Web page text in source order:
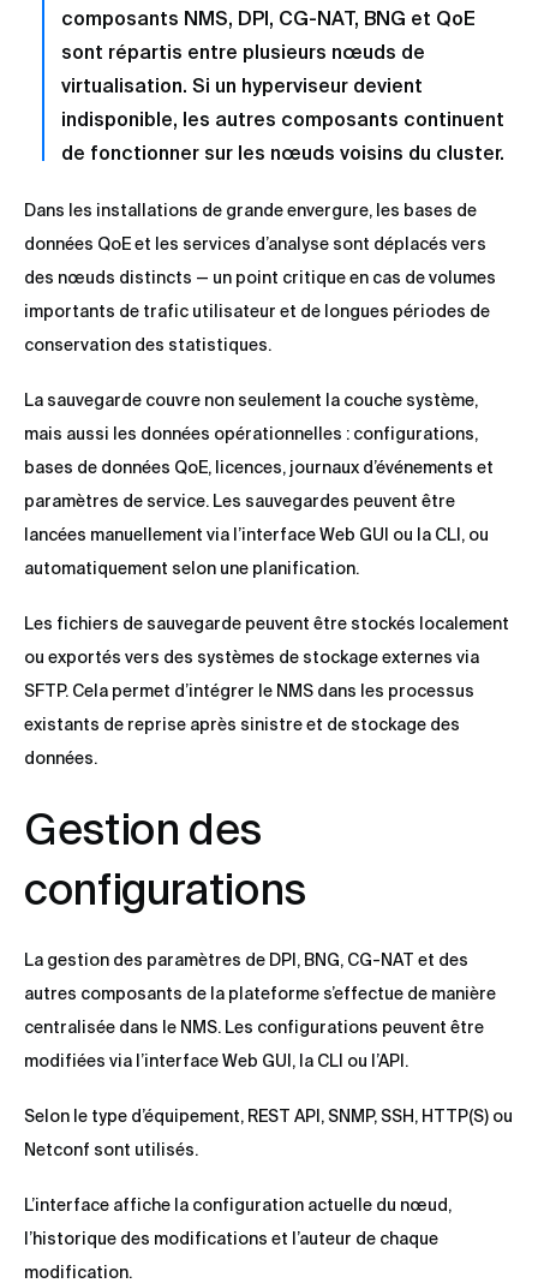
composants NMS, DPI, CG-NAT, BNG et QoE
sont répartis entre plusieurs nœuds de
virtualisation. Si un hyperviseur devient
indisponible, les autres composants continuent
de fonctionner sur les nœuds voisins du cluster.
Dans les installations de grande envergure, les bases de
données QoE et les services d’analyse sont déplacés vers
des nœuds distincts — un point critique en cas de volumes
importants de trafic utilisateur et de longues périodes de
conservation des statistiques.
La sauvegarde couvre non seulement la couche système,
mais aussi les données opérationnelles : configurations,
bases de données QoE, licences, journaux d’événements et
paramètres de service. Les sauvegardes peuvent être
lancées manuellement via l’interface Web GUI ou la CLI, ou
automatiquement selon une planification.
Les fichiers de sauvegarde peuvent être stockés localement
ou exportés vers des systèmes de stockage externes via
SFTP. Cela permet d’intégrer le NMS dans les processus
existants de reprise après sinistre et de stockage des
données.
Gestion des
configurations
La gestion des paramètres de DPI, BNG, CG-NAT et des
autres composants de la plateforme s’effectue de manière
centralisée dans le NMS. Les configurations peuvent être
modifiées via l’interface Web GUI, la CLI ou l’API.
Selon le type d’équipement, REST API, SNMP, SSH, HTTP(S) ou
Netconf sont utilisés.
L’interface affiche la configuration actuelle du nœud,
l’historique des modifications et l’auteur de chaque
modification.